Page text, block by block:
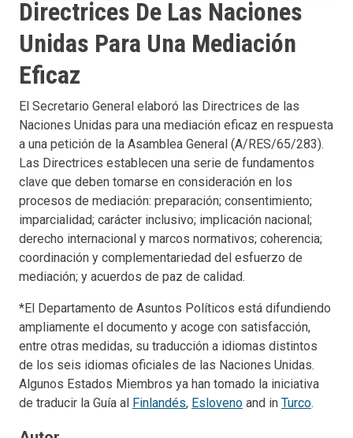
Directrices De Las Naciones
Unidas Para Una Mediación
Eficaz
El Secretario General elaboró las Directrices de las
Naciones Unidas para una mediación eficaz en respuesta
a una petición de la Asamblea General (A/RES/65/283).
Las Directrices establecen una serie de fundamentos
clave que deben tomarse en consideración en los
procesos de mediación: preparación; consentimiento;
imparcialidad; carácter inclusivo; implicación nacional;
derecho internacional y marcos normativos; coherencia;
coordinación y complementariedad del esfuerzo de
mediación; y acuerdos de paz de calidad.
*El Departamento de Asuntos Políticos está difundiendo
ampliamente el documento y acoge con satisfacción,
entre otras medidas, su traducción a idiomas distintos
de los seis idiomas oficiales de las Naciones Unidas.
Algunos Estados Miembros ya han tomado la iniciativa
de traducir la Guía al Finlandés, Esloveno and in Turco.